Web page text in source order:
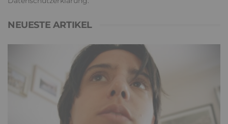
NEUESTE ARTIKEL